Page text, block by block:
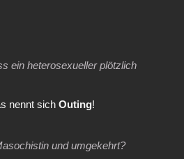
ein heterosexueller plötzlich
nennt sich Outing!
und umgekehrt?